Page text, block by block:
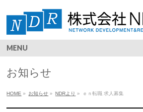
MENU
お知らせ
HOME » お知らせ » NDRより » ｅｎ転職 求人募集